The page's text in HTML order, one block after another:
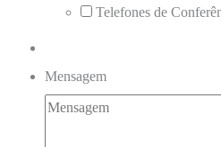
Telefones de
Mensagem